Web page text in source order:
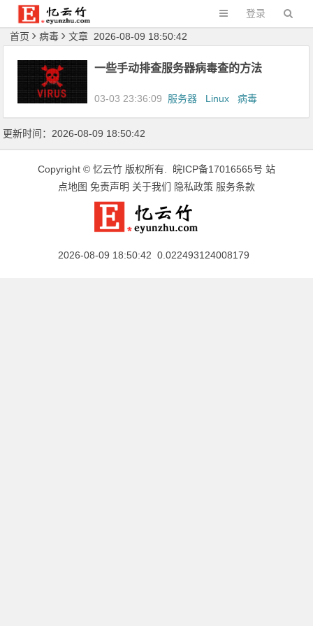
登录
首页 病毒 文章 2026-08-09 18:50:42
一些手动排查服务器病毒查的方法
03-03 23:36:09 服务器 Linux 病毒
更新时间：2026-08-09 18:50:42
Copyright © 忆云竹 版权所有. 皖ICP备17016565号 站
点地图 免责声明 关于我们 隐私政策 服务条款
2026-08-09 18:50:42 0.022493124008179